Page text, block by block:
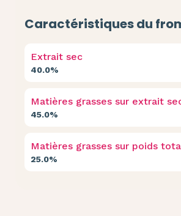
Caractéristiques du
Extrait sec
40.0%
Matières grasses sur extrait
45.0%
Matières grasses sur poids
25.0%